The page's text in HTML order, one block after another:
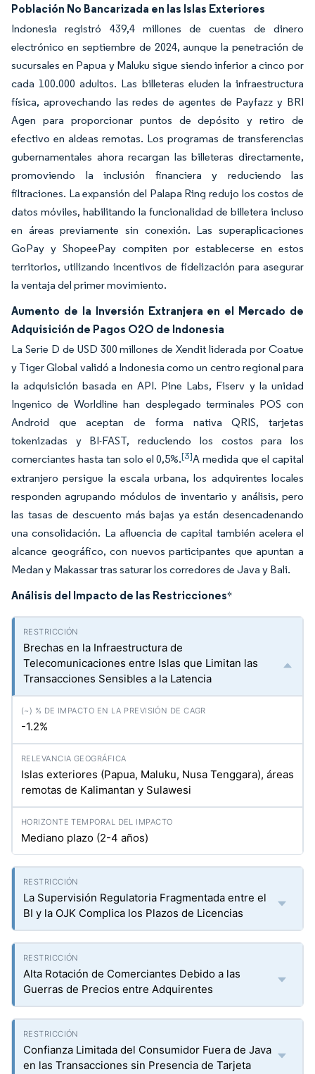
Población No Bancarizada en las Islas Exteriores
Indonesia registró 439,4 millones de cuentas de dinero
electrónico en septiembre de 2024, aunque la penetración de
sucursales en Papua y Maluku sigue siendo inferior a cinco por
cada 100.000 adultos. Las billeteras eluden la infraestructura
física, aprovechando las redes de agentes de Payfazz y BRI
Agen para proporcionar puntos de depósito y retiro de
efectivo en aldeas remotas. Los programas de transferencias
gubernamentales ahora recargan las billeteras directamente,
promoviendo la inclusión financiera y reduciendo las
filtraciones. La expansión del Palapa Ring redujo los costos de
datos móviles, habilitando la funcionalidad de billetera incluso
en áreas previamente sin conexión. Las superaplicaciones
GoPay y ShopeePay compiten por establecerse en estos
territorios, utilizando incentivos de fidelización para asegurar
la ventaja del primer movimiento.
Aumento de la Inversión Extranjera en el Mercado de
Adquisición de Pagos O2O de Indonesia
La Serie D de USD 300 millones de Xendit liderada por Coatue
y Tiger Global validó a Indonesia como un centro regional para
la adquisición basada en API. Pine Labs, Fiserv y la unidad
Ingenico de Worldline han desplegado terminales POS con
Android que aceptan de forma nativa QRIS, tarjetas
tokenizadas y BI-FAST, reduciendo los costos para los
comerciantes hasta tan solo el 0,5%.[3]A medida que el capital
extranjero persigue la escala urbana, los adquirentes locales
responden agrupando módulos de inventario y análisis, pero
las tasas de descuento más bajas ya están desencadenando
una consolidación. La afluencia de capital también acelera el
alcance geográfico, con nuevos participantes que apuntan a
Medan y Makassar tras saturar los corredores de Java y Bali.
Análisis del Impacto de las Restricciones*
Brechas en la Infraestructura de
Telecomunicaciones entre Islas que Limitan las
Transacciones Sensibles a la Latencia
-1.2%
Islas exteriores (Papua, Maluku, Nusa Tenggara), áreas
remotas de Kalimantan y Sulawesi
Mediano plazo (2-4 años)
La Supervisión Regulatoria Fragmentada entre el
BI y la OJK Complica los Plazos de Licencias
Alta Rotación de Comerciantes Debido a las
Guerras de Precios entre Adquirentes
Confianza Limitada del Consumidor Fuera de Java
en las Transacciones sin Presencia de Tarjeta